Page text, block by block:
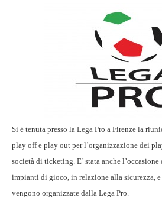
Si è tenuta presso la Lega Pro a Firenze la
play off e play out per l’organizzazione dei
società di ticketing. E’ stata anche
impianti di gioco, in relazione alla sicurezza,
vengono organizzate dalla Lega Pro.